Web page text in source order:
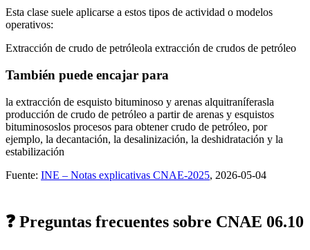
Esta clase suele aplicarse a estos tipos de actividad o modelos
operativos:
Extracción de crudo de petróleola extracción de crudos de petróleo
También puede encajar para
la extracción de esquisto bituminoso y arenas alquitraníferasla
producción de crudo de petróleo a partir de arenas y esquistos
bituminososlos procesos para obtener crudo de petróleo, por
ejemplo, la decantación, la desalinización, la deshidratación y la
estabilización
Fuente: INE – Notas explicativas CNAE-2025, 2026-05-04
❓ Preguntas frecuentes sobre CNAE 06.10